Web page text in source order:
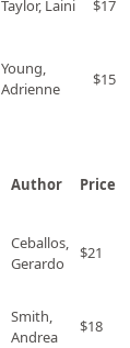
Taylor, Laini $17
Young,
Adrienne
$15
Author
Price
Ceballos,
Gerardo
$21
Smith,
Andrea
$18